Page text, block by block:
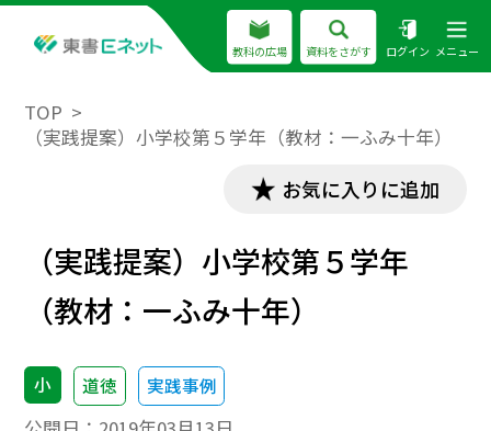
教科の広場 資料をさがす ログイン メニュー
TOP
（実践提案）小学校第５学年（教材：一ふみ十年）
お気に入りに追加
（実践提案）小学校第５学年
（教材：一ふみ十年）
小 道徳 実践事例